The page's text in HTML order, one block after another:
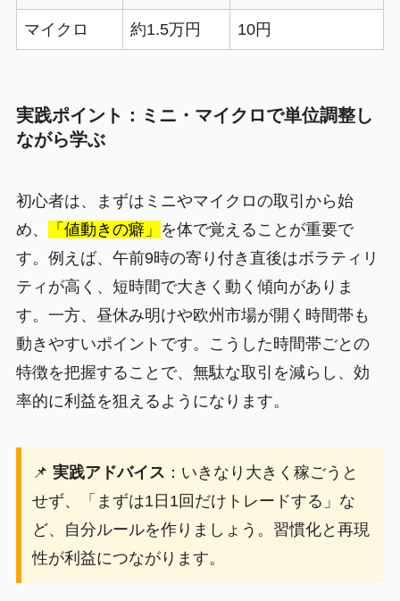
マイクロ 約1.5万円 10円
実践ポイント：ミニ・マイクロで単位調整し
ながら学ぶ
初心者は、まずはミニやマイクロの取引から始
め、
「値動きの癖」 を体で覚えることが重要で
す。例えば、午前9時の寄り付き直後はボラティリ
ティが高く、短時間で大きく動く傾向がありま
す。一方、昼休み明けや欧州市場が開く時間帯も
動きやすいポイントです。こうした時間帯ごとの
特徴を把握することで、無駄な取引を減らし、効
率的に利益を狙えるようになります。
📌 実践アドバイス ：いきなり大きく稼ごうと
せず、「まずは1日1回だけトレードする」な
ど、自分ルールを作りましょう。習慣化と再現
性が利益につながります。